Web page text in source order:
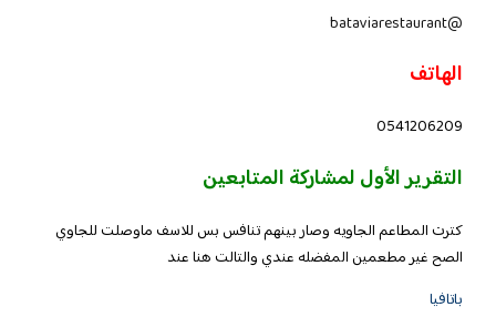
@bataviarestaurant
الهاتف
0541206209
التقرير الأول لمشاركة المتابعين
كترت المطاعم الجاويه وصار بينهم تنافس بس للاسف ماوصلت للجاوي
الصح غير مطعمين المفضله عندي والتالت هنا عند
باتافيا